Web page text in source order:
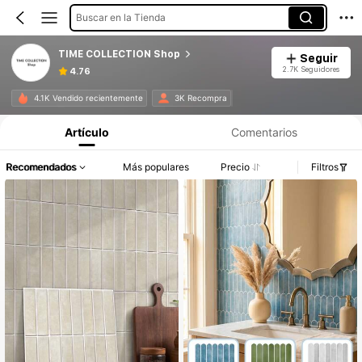
Buscar en la Tienda
TIME COLLECTION Shop
4.76
Seguir
2.7K Seguidores
4.1K Vendido recientemente 3K Recompra
Artículo Comentarios
Recomendados Más populares Precio Filtros